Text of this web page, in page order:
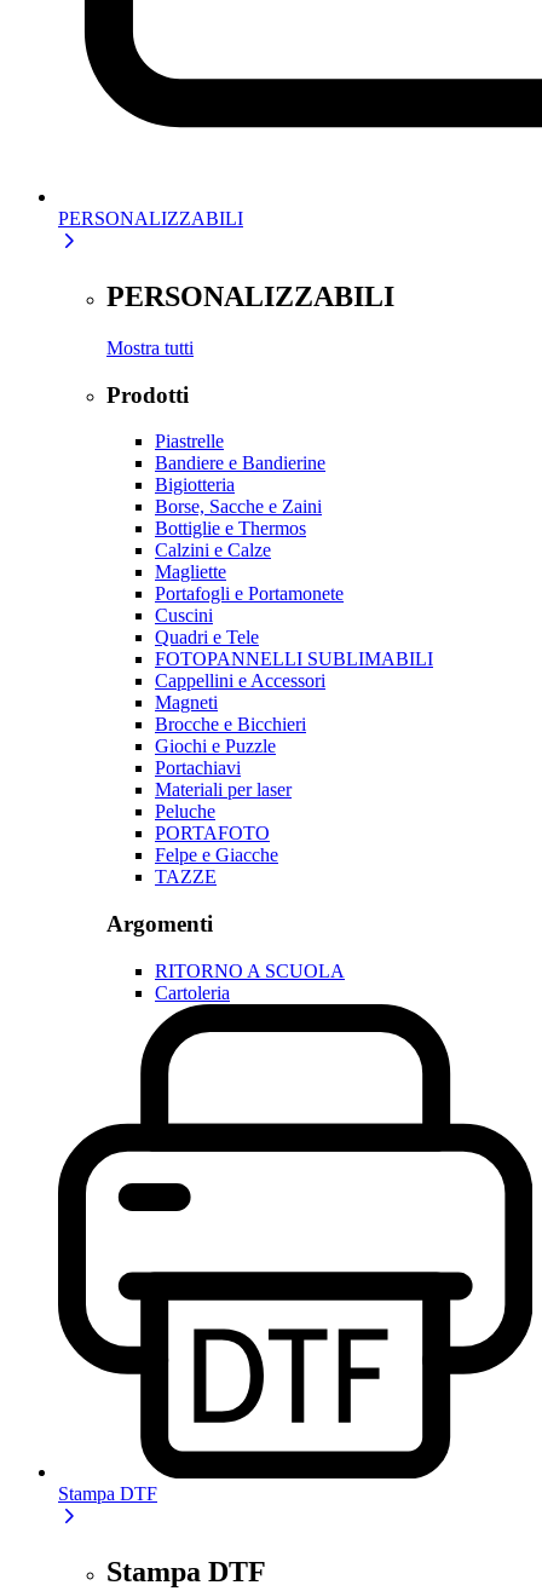
PERSONALIZZABILI
PERSONALIZZABILI
Mostra tutti
Prodotti
Piastrelle
Bandiere e Bandierine
Bigiotteria
Borse, Sacche e Zaini
Bottiglie e Thermos
Calzini e Calze
Magliette
Portafogli e Portamonete
Cuscini
Quadri e Tele
FOTOPANNELLI SUBLIMABILI
Cappellini e Accessori
Magneti
Brocche e Bicchieri
Giochi e Puzzle
Portachiavi
Materiali per laser
Peluche
PORTAFOTO
Felpe e Giacche
TAZZE
Argomenti
RITORNO A SCUOLA
Cartoleria
Stampa DTF
Stampa DTF